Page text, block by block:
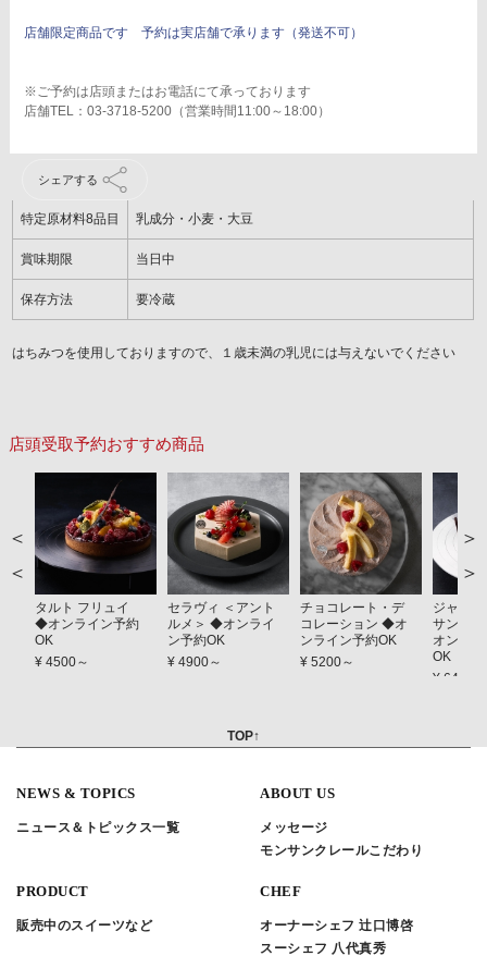
店舗限定商品です 予約は実店舗で承ります（発送不可）
※ご予約は店頭またはお電話にて承っております
店舗TEL：03-3718-5200（営業時間11:00～18:00）
シェアする
特定原材料8品目 乳成分・小麦・大豆
賞味期限 当日中
保存方法 要冷蔵
はちみつを使用しておりますので、１歳未満の乳児には与えないでください
店頭受取予約おすすめ商品
タルト フリュイ
◆オンライン予約
OK
¥ 4500～
セラヴィ ＜アント
ルメ＞ ◆オンライ
ン予約OK
¥ 4900～
チョコレート・デ
コレーション ◆オ
ンライン予約OK
¥ 5200～
ジャー
サンス
オンラ
OK
¥ 6400
＜
＞
TOP↑
NEWS & TOPICS
ニュース＆トピックス一覧
ABOUT US
メッセージ
モンサンクレールこだわり
PRODUCT
販売中のスイーツなど
CHEF
オーナーシェフ 辻口博啓
スーシェフ 八代真秀